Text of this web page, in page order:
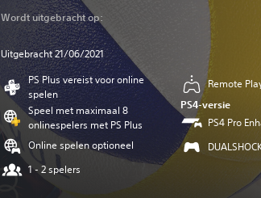
Wordt uitgebracht op:
Uitgebracht 21/06/2021
PS Plus vereist voor online
spelen
Speel met maximaal 8
onlinespelers met PS Plus
Online spelen optioneel
1 - 2 spelers
Remote
PS4-versie
PS4 Pro